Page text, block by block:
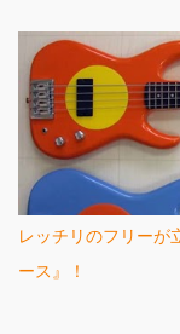
レッチリのフリーが
ース』！